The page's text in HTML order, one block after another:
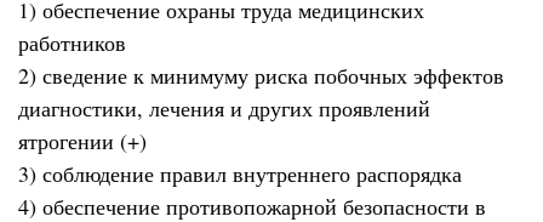
1) обеспечение охраны труда медицинских
работников
2) сведение к минимуму риска побочных эффектов
диагностики, лечения и других проявлений
ятрогении (+)
3) соблюдение правил внутреннего распорядка
4) обеспечение противопожарной безопасности в